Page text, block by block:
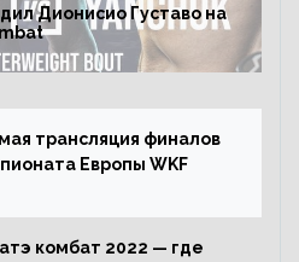
Дионисио Густаво на
трансляция финалов
Европы WKF
комбат 2022 — где